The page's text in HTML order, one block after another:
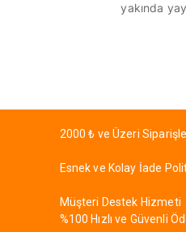
yakında
2000 ₺ ve Üzeri
Esnek ve Kolay İade
Müşteri Destek Hizmeti
%100 Hızlı ve Güvenli